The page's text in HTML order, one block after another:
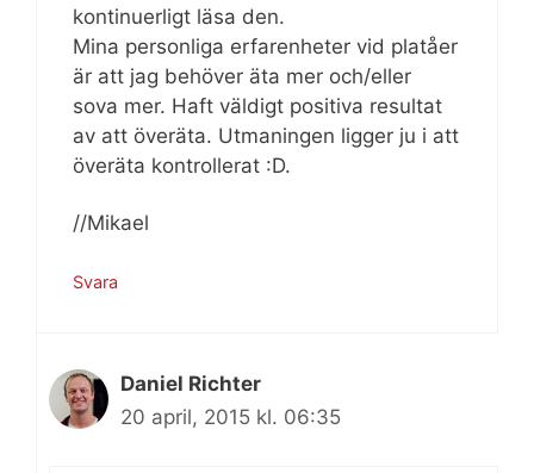
kontinuerligt läsa den.
Mina personliga erfarenheter vid platåer
är att jag behöver äta mer och/eller
sova mer. Haft väldigt positiva resultat
av att överäta. Utmaningen ligger ju i att
överäta kontrollerat :D.
//Mikael
Svara
Daniel Richter
20 april, 2015 kl. 06:35